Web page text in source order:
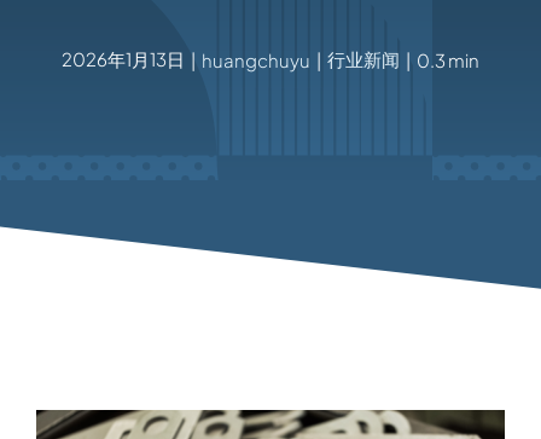
2026年1月13日 | huangchuyu | 行业新闻 | 0.3 min